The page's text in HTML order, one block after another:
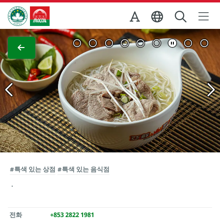
Skip to Main Content
마카오정부관광청
전체 이미지 보기
#특색 있는 상점 #특색 있는 음식점
전화 +853 2822 1981